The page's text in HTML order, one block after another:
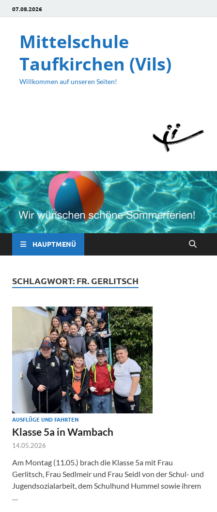
07.08.2026
Mittelschule
Taufkirchen (Vils)
Willkommen auf unseren Seiten!
HAUPTMENÜ
SCHLAGWORT: FR. GERLITSCH
AUSFLÜGE UND FAHRTEN
Klasse 5a in Wambach
14.05.2026
Am Montag (11.05.) brach die Klasse 5a mit Frau
Gerlitsch, Frau Sedlmeir und Frau Seidl von der Schul- und
Jugendsozialarbeit, dem Schulhund Hummel sowie ihrem
…